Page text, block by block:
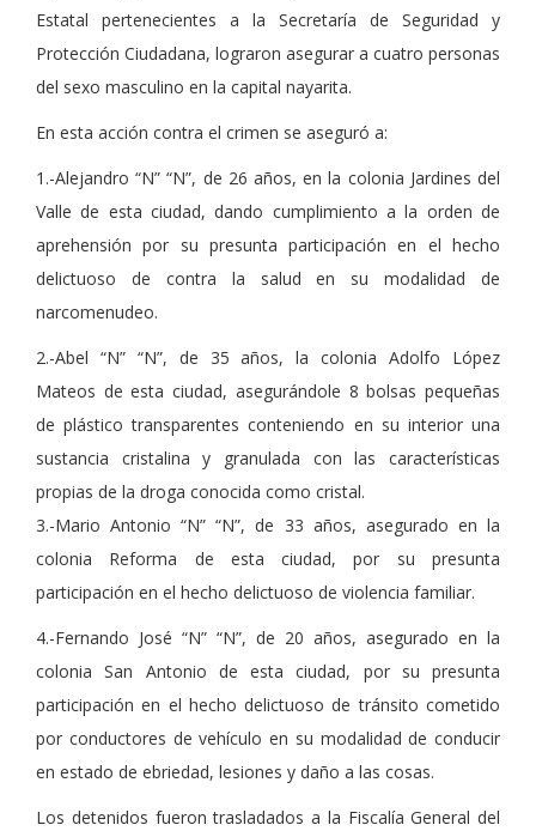
Estatal pertenecientes a la Secretaría de Seguridad y
Protección Ciudadana, lograron asegurar a cuatro personas
del sexo masculino en la capital nayarita.
En esta acción contra el crimen se aseguró a:
1.-Alejandro “N” “N”, de 26 años, en la colonia Jardines del
Valle de esta ciudad, dando cumplimiento a la orden de
aprehensión por su presunta participación en el hecho
delictuoso de contra la salud en su modalidad de
narcomenudeo.
2.-Abel “N” “N”, de 35 años, la colonia Adolfo López
Mateos de esta ciudad, asegurándole 8 bolsas pequeñas
de plástico transparentes conteniendo en su interior una
sustancia cristalina y granulada con las características
propias de la droga conocida como cristal.
3.-Mario Antonio “N” “N”, de 33 años, asegurado en la
colonia Reforma de esta ciudad, por su presunta
participación en el hecho delictuoso de violencia familiar.
4.-Fernando José “N” “N”, de 20 años, asegurado en la
colonia San Antonio de esta ciudad, por su presunta
participación en el hecho delictuoso de tránsito cometido
por conductores de vehículo en su modalidad de conducir
en estado de ebriedad, lesiones y daño a las cosas.
Los detenidos fueron trasladados a la Fiscalía General del